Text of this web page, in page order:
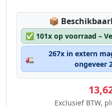
📦 Lagerstatus:
✅ 101x op voorraad –
🚛
267x in extern
ongeveer
Exclusief BTW,